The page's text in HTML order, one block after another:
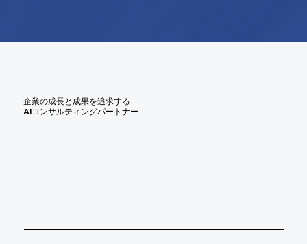
企業の成長と成果を追求する
AIコンサルティングパートナー